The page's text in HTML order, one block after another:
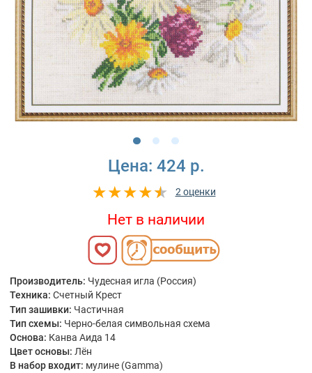
Цена: 424 р.
2 оценки
Нет в наличии
Производитель: Чудесная игла (Россия)
Техника: Счетный Крест
Тип зашивки: Частичная
Тип схемы: Черно-белая символьная схема
Основа: Канва Аида 14
Цвет основы: Лён
В набор входит: мулине (Gamma)